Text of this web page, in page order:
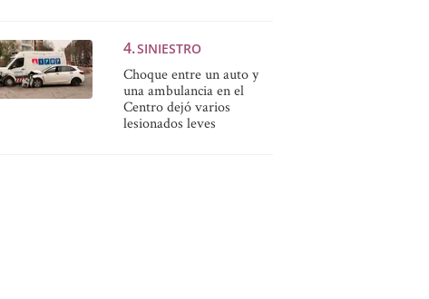
SINIESTRO
Choque entre un auto y
una ambulancia en el
Centro dejó varios
lesionados leves